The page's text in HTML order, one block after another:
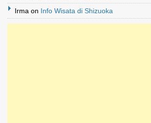
Irma on Info Wisata di Shizuoka